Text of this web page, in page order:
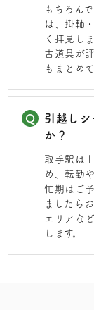
もちろん
は、掛軸
く拝見し
古道具が
もまとめ
引越しシ
か？
取手駅は
め、転勤
忙期はご
ましたら
エリアな
します。